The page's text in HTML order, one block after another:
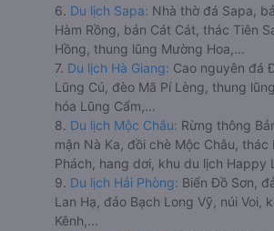
6. Du lịch Sapa: Nhà thờ đá Sapa,
Hàm Rồng, bản Cát Cát, thác Tiên
Hồng, thung lũng Mường Hoa,...
7. Du lịch Hà Giang: Cao nguyên đá
Lũng Cú, đèo Mã Pí Lèng, thung
hóa Lũng Cẩm,...
8. Du lịch Mộc Châu: Rừng thông
mận Nà Ka, đồi chè Mộc Châu, thác
Phách, hang dơi, khu du lịch Happy
9. Du lịch Hải Phòng: Biển Đồ Sơn,
Lan Hạ, đảo Bạch Long Vỹ, núi Voi,
Kênh,...